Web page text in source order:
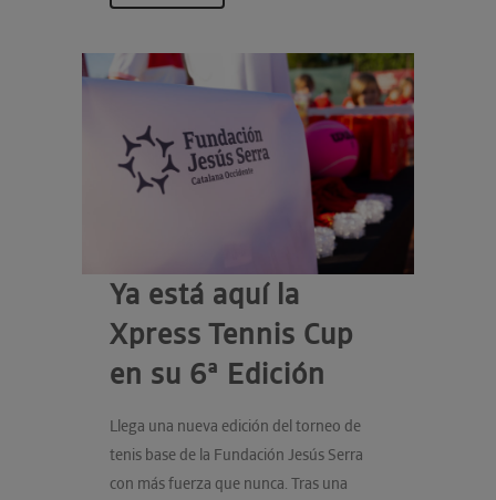
Ya está aquí la
Xpress Tennis Cup
en su 6ª Edición
Llega una nueva edición del torneo de
tenis base de la Fundación Jesús Serra
con más fuerza que nunca. Tras una